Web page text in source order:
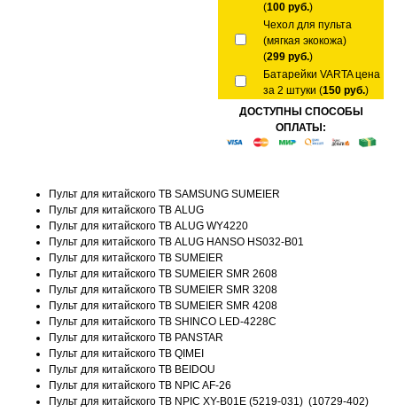
(100 руб.)
Чехол для пульта
(мягкая экокожа)
(299 руб.)
Батарейки VARTA цена
за 2 штуки (150 руб.)
ДОСТУПНЫ СПОСОБЫ
ОПЛАТЫ:
Пульт для китайского ТВ SAMSUNG SUMEIER
Пульт для китайского ТВ ALUG
Пульт для китайского ТВ ALUG WY4220
Пульт для китайского ТВ ALUG HANSO HS032-B01
Пульт для китайского ТВ SUMEIER
Пульт для китайского ТВ SUMEIER SMR 2608
Пульт для китайского ТВ SUMEIER SMR 3208
Пульт для китайского ТВ SUMEIER SMR 4208
Пульт для китайского ТВ SHINCO LED-4228C
Пульт для китайского ТВ PANSTAR
Пульт для китайского ТВ QIMEI
Пульт для китайского ТВ BEIDOU
Пульт для китайского ТВ NPIC AF-26
Пульт для китайского ТВ NPIC XY-B01E (5219-031) (10729-402)